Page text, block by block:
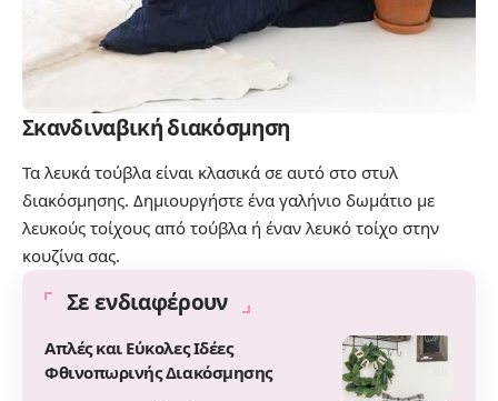
Σκανδιναβική διακόσμηση
Τα λευκά τούβλα είναι κλασικά σε αυτό στο στυλ
διακόσμησης. Δημιουργήστε ένα γαλήνιο δωμάτιο με
λευκούς τοίχους από τούβλα ή έναν λευκό τοίχο στην
κουζίνα σας.
Σε ενδιαφέρουν
Απλές και Εύκολες Ιδέες
Φθινοπωρινής Διακόσμησης